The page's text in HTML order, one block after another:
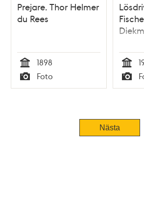
Prejare. Thor Helmer
du Rees
Tid
1898
Typ
Foto Tid
Typ
TidigareNästa